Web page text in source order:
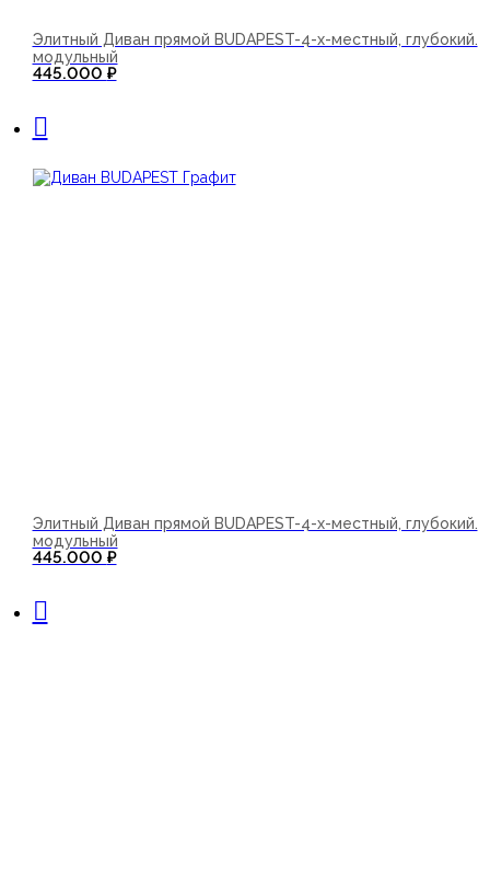
Элитный Диван прямой BUDAPEST-4-х-местный, глубокий.
модульный
445.000 ₽
Элитный Диван прямой BUDAPEST-4-х-местный, глубокий.
модульный
445.000 ₽